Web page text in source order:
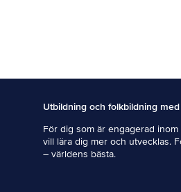
Utbildning och folkbildning
För dig som är engagerad
vill lära dig mer och utvecklas.
– världens bästa.